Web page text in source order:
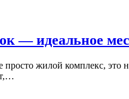
— идеальное
жилой комплекс, это